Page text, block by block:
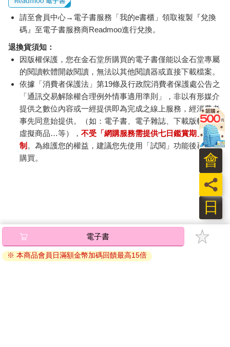
請至會員中心→電子書服務「我的e書櫃」領取複製『兌換
碼』至電子書服務商Readmoo進行兌換。
退換貨須知：
因版權保護，您在金石堂所購買的電子書僅能以金石堂專屬
的閱讀軟體開啟閱讀，無法以其他閱讀器或直接下載檔案。
依據「消費者保護法」第19條及行政院消費者保護處公告之
「通訊交易解除權合理例外情事適用準則」，非以有形媒介
提供之數位內容或一經提供即為完成之線上服務，經消費者
事先同意始提供。（如：電子書、電子雜誌、下載版軟體、
虛擬商品…等），不受「網購服務需提供七日鑑賞期」的限
制 。為維護您的權益，建議您先使用「試閱」功能後再付款
購買。
電子書
※ 本商品會員日滿額金幣加碼回饋最高15倍
日
員
會